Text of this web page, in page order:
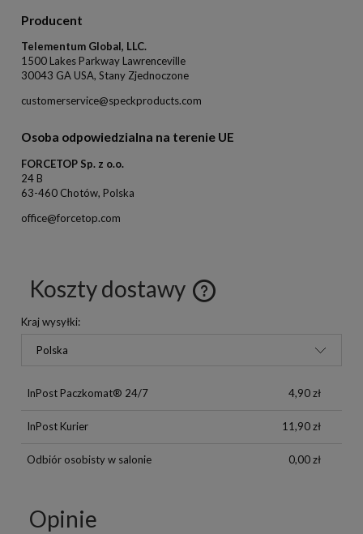
Producent
Telementum Global, LLC.
1500 Lakes Parkway Lawrenceville
30043 GA USA, Stany Zjednoczone
customerservice@speckproducts.com
Osoba odpowiedzialna na terenie UE
FORCETOP Sp. z o.o.
24 B
63-460 Chotów, Polska
office@forcetop.com
Koszty dostawy
Kraj wysyłki:
InPost Paczkomat® 24/7 4,90 zł
InPost Kurier 11,90 zł
Odbiór osobisty w salonie 0,00 zł
Opinie